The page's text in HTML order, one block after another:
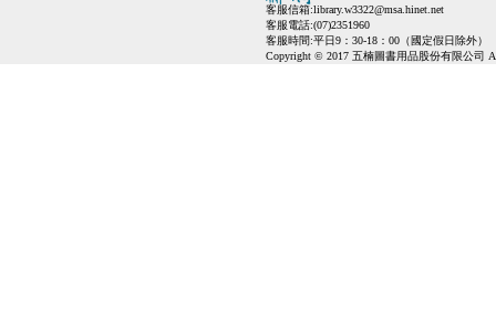
客服信箱:library.w3322@msa.hinet.net
客服電話:(07)2351960
客服時間:平日9：30-18：00（國定假日除外）
Copyright © 2017 五楠圖書用品股份有限公司